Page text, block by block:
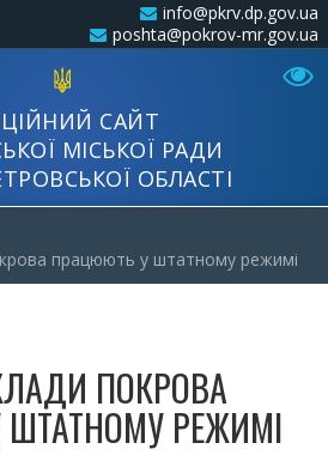
info@pkrv.dp.gov.ua
poshta@pokrov-mr.gov.ua
САЙТ
МІСЬКОЇ РАДИ
ОБЛАСТІ
працюють у штатному режимі
ПОКРОВА
РЕЖИМІ